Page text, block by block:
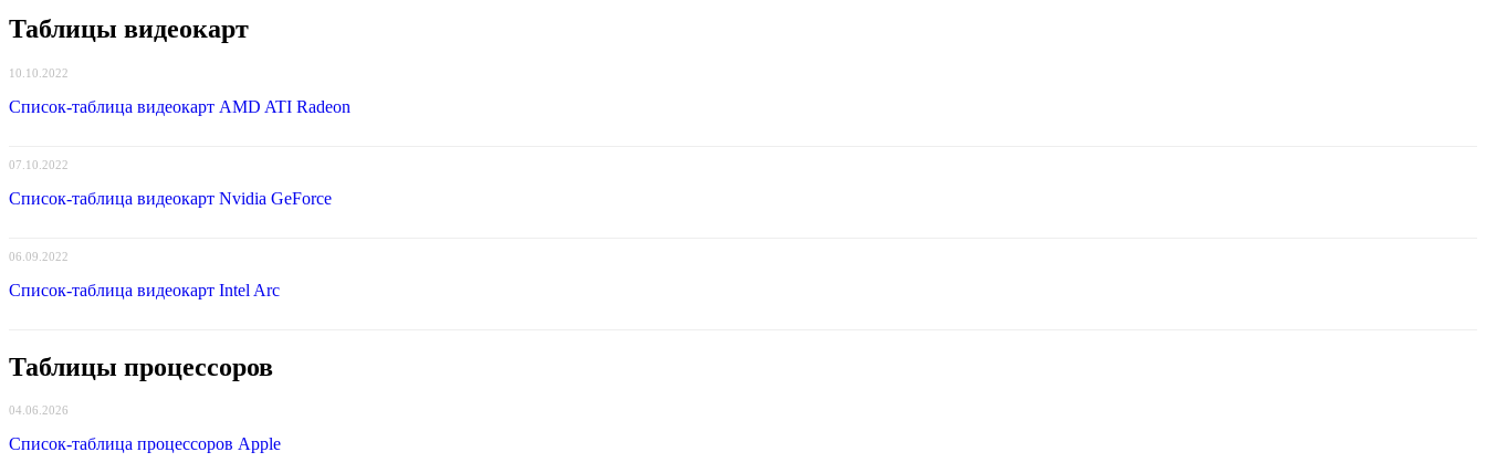
Таблицы видеокарт
10.10.2022
Список-таблица видеокарт AMD ATI Radeon
07.10.2022
Список-таблица видеокарт Nvidia GeForce
06.09.2022
Список-таблица видеокарт Intel Arc
Таблицы процессоров
04.06.2026
Список-таблица процессоров Apple